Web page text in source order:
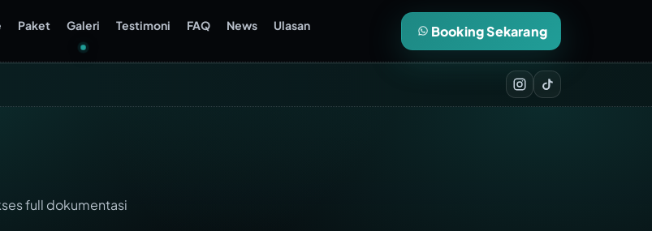
Paket Galeri Testimoni FAQ News Ulasan Booking Sekarang
full dokumentasi